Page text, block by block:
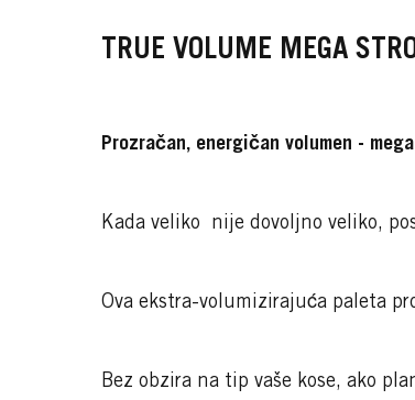
TRUE VOLUME MEGA
Prozračan, energičan volumen -
Kada veliko nije dovoljno veliko,
Ova ekstra-volumizirajuća paleta
Bez obzira na tip vaše kose, ako